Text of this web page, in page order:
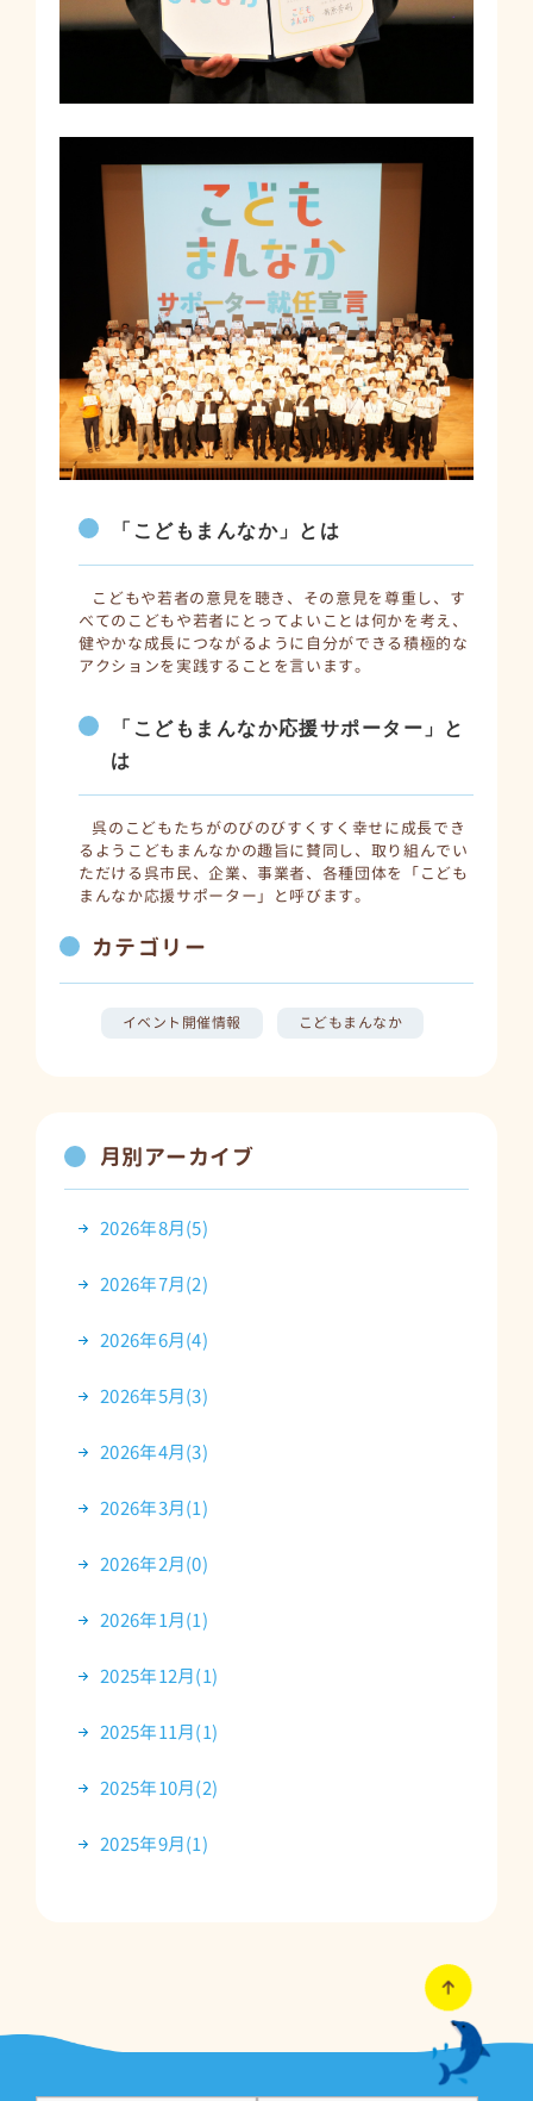
「こどもまんなか」とは
こどもや若者の意見を聴き、その意見を尊重し、す
べてのこどもや若者にとってよいことは何かを考え、
健やかな成長につながるように自分ができる積極的な
アクションを実践することを言います。
「こどもまんなか応援サポーター」と
は
呉のこどもたちがのびのびすくすく幸せに成長でき
るようこどもまんなかの趣旨に賛同し、取り組んでい
ただける呉市民、企業、事業者、各種団体を「こども
まんなか応援サポーター」と呼びます。
カテゴリー
イベント開催情報 こどもまんなか
月別アーカイブ
2026年8月(5)
2026年7月(2)
2026年6月(4)
2026年5月(3)
2026年4月(3)
2026年3月(1)
2026年2月(0)
2026年1月(1)
2025年12月(1)
2025年11月(1)
2025年10月(2)
2025年9月(1)